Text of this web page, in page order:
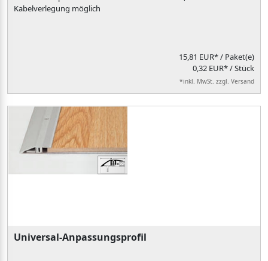
Kabelverlegung möglich
15,81 EUR*/ Paket(e)
0,32 EUR* / Stück
*inkl. MwSt. zzgl. Versand
Universal-Anpassungsprofil